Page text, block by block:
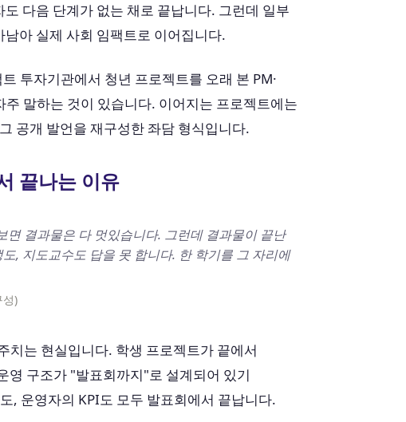
다음 단계가 없는 채로 끝납니다. 그런데 일부
아 실제 사회 임팩트로 이어집니다.
투자기관에서 청년 프로젝트를 오래 본 PM·
주 말하는 것이 있습니다. 이어지는 프로젝트에는
공개 발언을 재구성한 좌담 형식입니다.
끝나는 이유
면 결과물은 다 멋있습니다. 그런데 결과물이 끝난
, 지도교수도 답을 못 합니다. 한 학기를 그 자리에
)
치는 현실입니다. 학생 프로젝트가 끝에서
영 구조가 "발표회까지"로 설계되어 있기
, 운영자의 KPI도 모두 발표회에서 끝납니다.